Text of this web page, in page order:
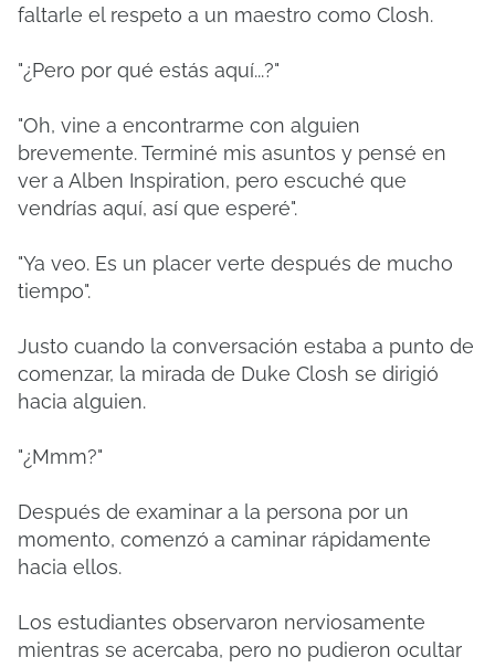
faltarle el respeto a un maestro como Closh.
"¿Pero por qué estás aquí...?"
"Oh, vine a encontrarme con alguien
brevemente. Terminé mis asuntos y pensé en
ver a Alben Inspiration, pero escuché que
vendrías aquí, así que esperé".
"Ya veo. Es un placer verte después de mucho
tiempo".
Justo cuando la conversación estaba a punto de
comenzar, la mirada de Duke Closh se dirigió
hacia alguien.
"¿Mmm?"
Después de examinar a la persona por un
momento, comenzó a caminar rápidamente
hacia ellos.
Los estudiantes observaron nerviosamente
mientras se acercaba, pero no pudieron ocultar